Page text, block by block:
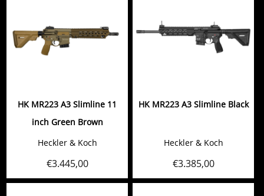
HK MR223 A3 Slimline 11
inch Green Brown
Heckler & Koch
€3.445,00
HK MR223 A3 Slimline Black
Heckler & Koch
€3.385,00